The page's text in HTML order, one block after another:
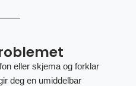
eller skjema og forklar
deg en umiddelbar